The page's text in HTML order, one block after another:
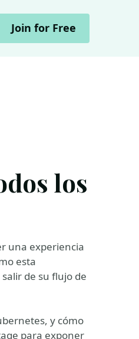
Join for Free
los
una experiencia
esta
de su flujo de
y cómo
para exponer